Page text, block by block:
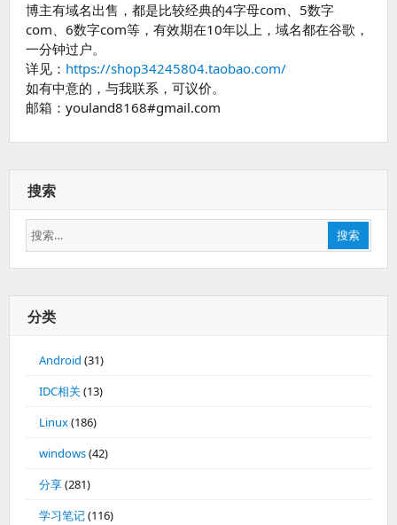
博主有域名出售，都是比较经典的4字母com、5数字
com、6数字com等，有效期在10年以上，域名都在谷歌，
一分钟过户。
详见： https://shop34245804.taobao.com/
如有中意的，与我联系，可议价。
邮箱：youland8168#gmail.com
搜索
搜
索：
搜索
分类
Android (31)
IDC相关(13)
Linux(186)
windows(42)
分享(281)
学习笔记(116)